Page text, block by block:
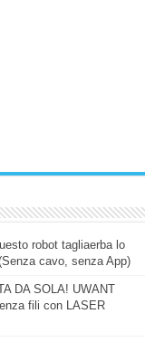
robot tagliaerba lo
cavo, senza App)
DA SOLA! UWANT
fili con LASER